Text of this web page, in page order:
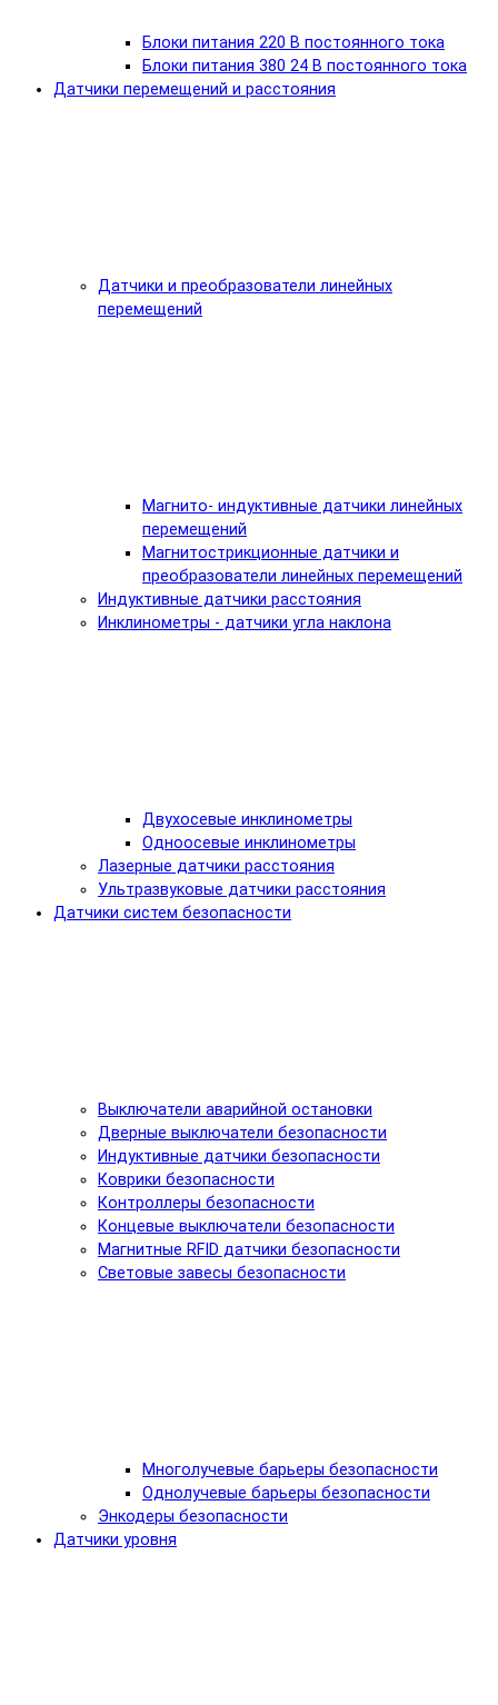
Блоки питания 220 В постоянного тока
Блоки питания 380 24 В постоянного тока
Датчики перемещений и расстояния
Датчики и преобразователи линейных
перемещений
Магнито- индуктивные датчики линейных
перемещений
Магнитострикционные датчики и
преобразователи линейных перемещений
Индуктивные датчики расстояния
Инклинометры - датчики угла наклона
Двухосевые инклинометры
Одноосевые инклинометры
Лазерные датчики расстояния
Ультразвуковые датчики расстояния
Датчики систем безопасности
Выключатели аварийной остановки
Дверные выключатели безопасности
Индуктивные датчики безопасности
Коврики безопасности
Контроллеры безопасности
Концевые выключатели безопасности
Магнитные RFID датчики безопасности
Световые завесы безопасности
Многолучевые барьеры безопасности
Однолучевые барьеры безопасности
Энкодеры безопасности
Датчики уровня